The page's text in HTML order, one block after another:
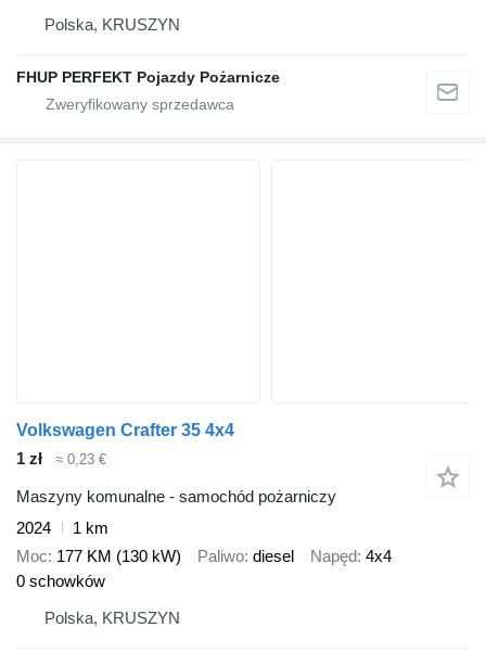
Polska, KRUSZYN
FHUP PERFEKT Pojazdy Pożarnicze
Volkswagen Crafter 35 4x4
1 zł
≈ 0,23 €
Maszyny komunalne - samochód pożarniczy
2024
1 km
Moc 177 KM (130 kW) Paliwo diesel Napęd 4x4
0 schowków
Polska, KRUSZYN